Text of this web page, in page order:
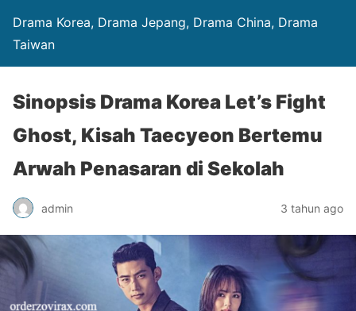
Drama Korea, Drama Jepang, Drama China, Drama
Taiwan
Sinopsis Drama Korea Let’s Fight
Ghost, Kisah Taecyeon Bertemu
Arwah Penasaran di Sekolah
admin 3 tahun ago